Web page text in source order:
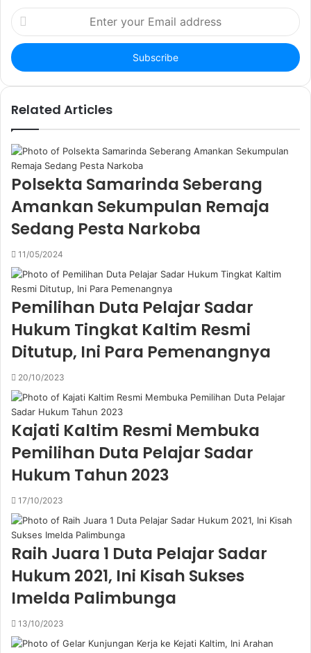
E
n
e
y
u
r
E
m
i
d
e
s
s
Related Articles
Polsekta Samarinda Seberang
Amankan Sekumpulan Remaja
Sedang Pesta Narkoba
11/05/2024
Pemilihan Duta Pelajar Sadar
Hukum Tingkat Kaltim Resmi
Ditutup, Ini Para Pemenangnya
20/10/2023
Kajati Kaltim Resmi Membuka
Pemilihan Duta Pelajar Sadar
Hukum Tahun 2023
17/10/2023
Raih Juara 1 Duta Pelajar Sadar
Hukum 2021, Ini Kisah Sukses
Imelda Palimbunga
13/10/2023